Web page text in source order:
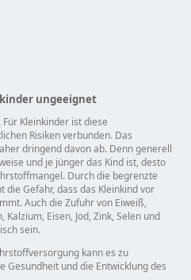
ungeeignet
Kleinkinder ist diese
Risiken verbunden. Das
dringend davon ab. Denn generell
und je jünger das Kind ist, desto
Durch die begrenzte
Gefahr, dass das Kleinkind vor
Auch die Zufuhr von Eiweiß,
Eisen, Jod, Zink, Selen und
sein.
kann es zu
Gesundheit und die Entwicklung des